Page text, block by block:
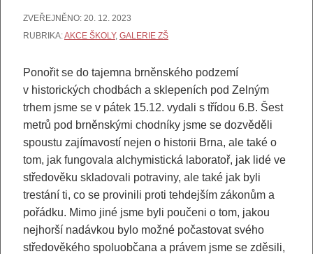
ZVEŘEJNĚNO: 20. 12. 2023
RUBRIKA:AKCE ŠKOLY, GALERIE ZŠ
Ponořit se do tajemna brněnského podzemí
v historických chodbách a sklepeních pod Zelným
trhem jsme se v pátek 15.12. vydali s třídou 6.B. Šest
metrů pod brněnskými chodníky jsme se dozvěděli
spoustu zajímavostí nejen o historii Brna, ale také o
tom, jak fungovala alchymistická laboratoř, jak lidé ve
středověku skladovali potraviny, ale také jak byli
trestání ti, co se provinili proti tehdejším zákonům a
pořádku. Mimo jiné jsme byli poučeni o tom, jakou
nejhorší nadávkou bylo možné počastovat svého
středověkého spoluobčana a právem jsme se zděsili,